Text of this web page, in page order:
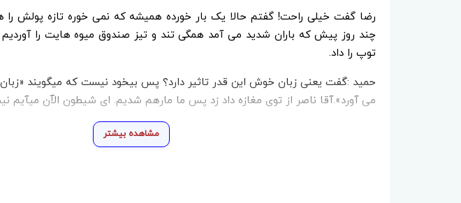
رضا گفت خیلی راحت! گفتم حالا یک بار خورده همیشه که نمی خوره تازه پولش
چند روز پیش که باران شدید می آمد همگی تند و تیز صندوق میوه هایت را
توپ را داد.
حمید :گفت یعنی زبان خوش این قدر تاثیر دارد؟ پس بیخود نیست که میگویند «زبان
می آورد».آقا ناصر از توی مغازه داد زد پس ما مارهم شدیم. ای شیطون الآن
مشاهده بیشتر